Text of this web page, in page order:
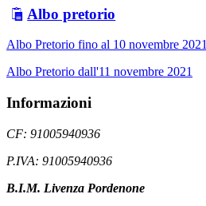
Albo pretorio
Albo Pretorio fino al 10 novembre 2021
Albo Pretorio dall'11 novembre 2021
Informazioni
CF: 91005940936
P.IVA: 91005940936
B.I.M. Livenza Pordenone